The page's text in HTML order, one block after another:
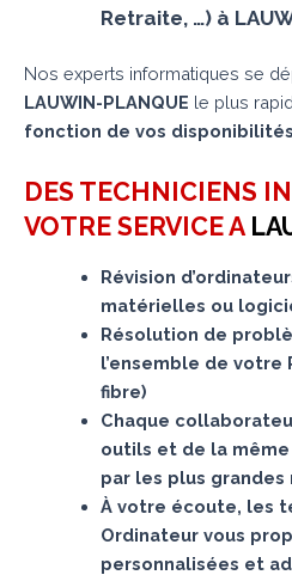
Retraite, …) à
Nos experts informatiques se
LAUWIN-PLANQUE le plus
fonction de vos disponibilités
DES TECHNICIENS
VOTRE SERVICE A
Révision
matérielles ou
Résolution de
l’ensemble de votre
fibre)
Chaque
outils et de la
par les plus
À votre écoute, les
Ordinateur vous
personnalisées et